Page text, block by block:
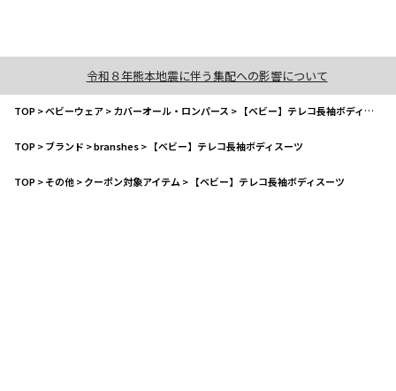
令和８年熊本地震に伴う集配への影響について
TOP>ベビーウェア>カバーオール・ロンパース > 【ベビー】テレコ長袖ボディスーツ
TOP>ブランド >branshes> 【ベビー】テレコ長袖ボディスーツ
TOP>その他>クーポン対象アイテム > 【ベビー】テレコ長袖ボディスーツ